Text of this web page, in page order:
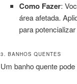
Como Fazer:
área afetada.
para
3. BANHOS QUENTES
Um banho quente